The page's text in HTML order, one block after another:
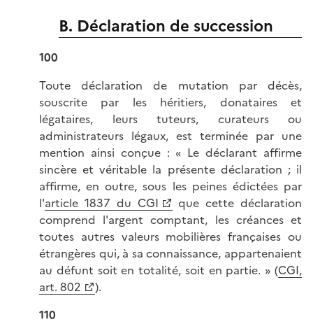
B. Déclaration de succession
100
Toute déclaration de mutation par décès,
souscrite par les héritiers, donataires et
légataires, leurs tuteurs, curateurs ou
administrateurs légaux, est terminée par une
mention ainsi conçue : « Le déclarant affirme
sincère et véritable la présente déclaration ; il
affirme, en outre, sous les peines édictées par
l'article 1837 du CGI
que cette déclaration
comprend l'argent comptant, les créances et
toutes autres valeurs mobilières françaises ou
étrangères qui, à sa connaissance, appartenaient
au défunt soit en totalité, soit en partie. » (CGI,
art. 802
).
110